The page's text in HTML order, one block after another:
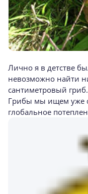
Лично я в детстве
невозможно найти
сантиметровый
Грибы мы ищем уже
глобальное